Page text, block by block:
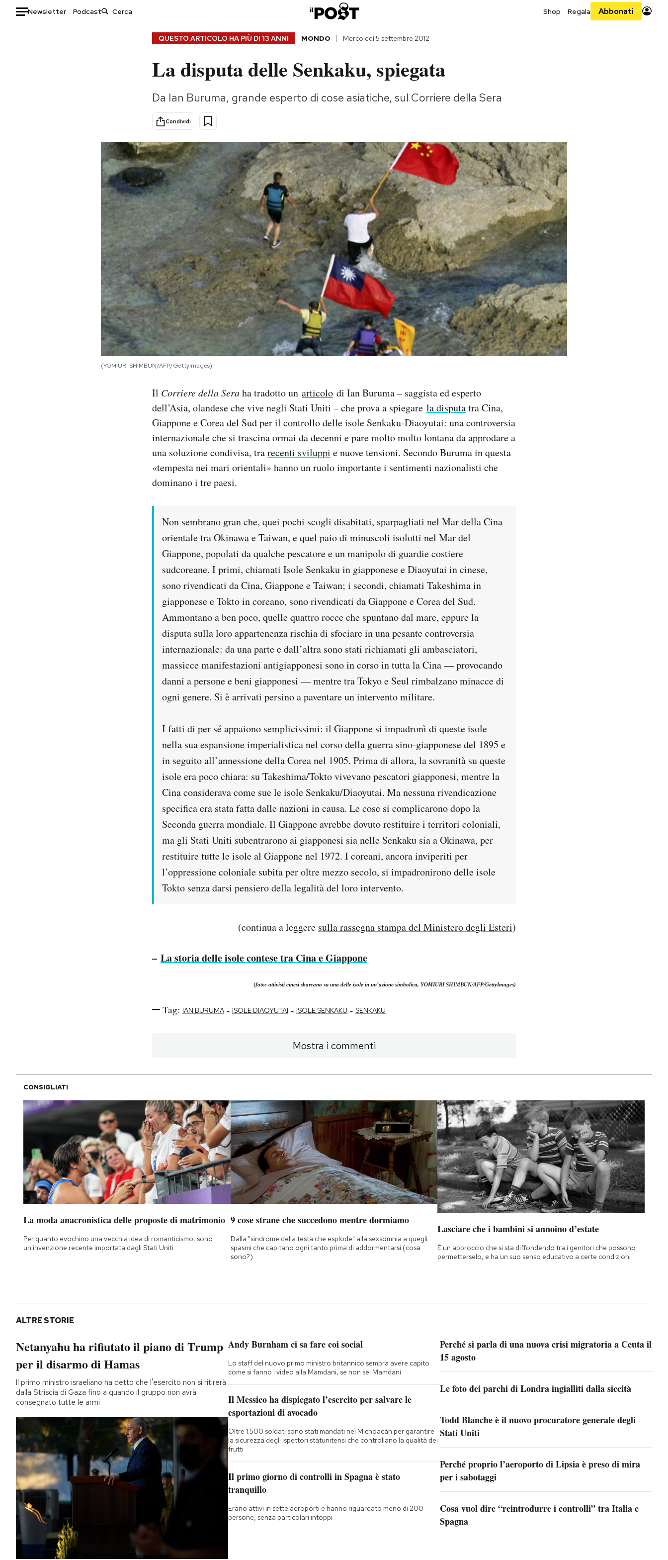
Newsletter Podcast Shop Regala Abbonati
Consumismi
Storie/Idee
Ok Boomer!
Media
Europa
Altrecose
Mondiali calcio 2026
QUESTO ARTICOLO HA PIÙ DI 13 ANNI MONDO Mercoledì 5 settembre 2012
La disputa delle Senkaku, spiegata
Da Ian Buruma, grande esperto di cose asiatiche, sul Corriere della Sera
Condividi
(YOMIURI SHIMBUN/AFP/GettyImages)
Il Corriere della Seraha tradotto un articolo di Ian Buruma – saggista ed esperto
dell’Asia, olandese che vive negli Stati Uniti – che prova a spiegare la disputatra Cina,
Giappone e Corea del Sud per il controllo delle isole Senkaku-Diaoyutai: una controversia
internazionale che si trascina ormai da decenni e pare molto molto lontana da approdare a
una soluzione condivisa, trarecenti sviluppi e nuove tensioni. Secondo Buruma in questa
«tempesta nei mari orientali» hanno un ruolo importante i sentimenti nazionalisti che
dominano i tre paesi.
Non sembrano gran che, quei pochi scogli disabitati, sparpagliati nel Mar della Cina
orientale tra Okinawa e Taiwan, e quel paio di minuscoli isolotti nel Mar del
Giappone, popolati da qualche pescatore e un manipolo di guardie costiere
sudcoreane. I primi, chiamati Isole Senkaku in giapponese e Diaoyutai in cinese,
sono rivendicati da Cina, Giappone e Taiwan; i secondi, chiamati Takeshima in
giapponese e Tokto in coreano, sono rivendicati da Giappone e Corea del Sud.
Ammontano a ben poco, quelle quattro rocce che spuntano dal mare, eppure la
disputa sulla loro appartenenza rischia di sfociare in una pesante controversia
internazionale: da una parte e dall’altra sono stati richiamati gli ambasciatori,
massicce manifestazioni antigiapponesi sono in corso in tutta la Cina — provocando
danni a persone e beni giapponesi — mentre tra Tokyo e Seul rimbalzano minacce di
ogni genere. Si è arrivati persino a paventare un intervento militare.
I fatti di per sé appaiono semplicissimi: il Giappone si impadronì di queste isole
nella sua espansione imperialistica nel corso della guerra sino-giapponese del 1895 e
in seguito all’annessione della Corea nel 1905. Prima di allora, la sovranità su queste
isole era poco chiara: su Takeshima/Tokto vivevano pescatori giapponesi, mentre la
Cina considerava come sue le isole Senkaku/Diaoyutai. Ma nessuna rivendicazione
specifica era stata fatta dalle nazioni in causa. Le cose si complicarono dopo la
Seconda guerra mondiale. Il Giappone avrebbe dovuto restituire i territori coloniali,
ma gli Stati Uniti subentrarono ai giapponesi sia nelle Senkaku sia a Okinawa, per
restituire tutte le isole al Giappone nel 1972. I coreani, ancora inviperiti per
l’oppressione coloniale subita per oltre mezzo secolo, si impadronirono delle isole
Tokto senza darsi pensiero della legalità del loro intervento.
(continua a leggere sulla rassegna stampa del Ministero degli Esteri)
– La storia delle isole contese tra Cina e Giappone
(foto: attivisti cinesi sbarcano su una delle isole in un’azione simbolica, YOMIURI SHIMBUN/AFP/GettyImages)
Tag: IAN BURUMA - ISOLE DIAOYUTAI - ISOLE SENKAKU - SENKAKU
Mostra i commenti
CONSIGLIATI
La moda anacronistica delle proposte di matrimonio
Per quanto evochino una vecchia idea di romanticismo, sono
un'invenzione recente importata dagli Stati Uniti
9 cose strane che succedono mentre dormiamo
Dalla "sindrome della testa che esplode" alla sexsomnia a quegli
spasmi che capitano ogni tanto prima di addormentarsi (cosa
sono?)
Lasciare che i bambini si annoino d’estate
È un approccio che si sta diffondendo tra i genitori che possono
permetterselo, e ha un suo senso educativo a certe condizioni
ALTRE STORIE
Netanyahu ha rifiutato il piano di Trump
per il disarmo di Hamas
Il primo ministro israeliano ha detto che l'esercito non si ritirerà
dalla Striscia di Gaza fino a quando il gruppo non avrà
consegnato tutte le armi
Andy Burnham ci sa fare coi social
Lo staff del nuovo primo ministro britannico sembra avere capito
come si fanno i video alla Mamdani, se non sei Mamdani
Il Messico ha dispiegato l’esercito per salvare le
esportazioni di avocado
Oltre 1.500 soldati sono stati mandati nel Michoacán per garantire
la sicurezza degli ispettori statunitensi che controllano la qualità dei
frutti
Il primo giorno di controlli in Spagna è stato
tranquillo
Erano attivi in sette aeroporti e hanno riguardato meno di 200
persone, senza particolari intoppi
Perché si parla di una nuova crisi migratoria a Ceuta il
15 agosto
Le foto dei parchi di Londra ingialliti dalla siccità
Todd Blanche è il nuovo procuratore generale degli
Stati Uniti
Perché proprio l’aeroporto di Lipsia è preso di mira
per i sabotaggi
Cosa vuol dire “reintrodurre i controlli” tra Italia e
Spagna